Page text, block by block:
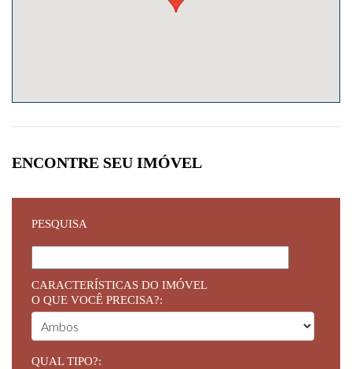
ENCONTRE SEU IMÓVEL
PESQUISA
CARACTERÍSTICAS DO IMÓVEL
O QUE VOCÊ PRECISA?:
QUAL TIPO?: